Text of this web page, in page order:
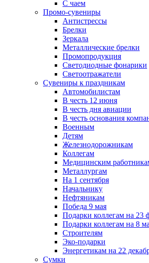
С чаем
Промо-сувениры
Антистрессы
Брелки
Зеркала
Металлические брелки
Промопродукция
Светодиодные фонарики
Светоотражатели
Сувениры к праздникам
Автомобилистам
В честь 12 июня
В честь дня авиации
В честь основания
Военным
Детям
Железнодорожникам
Коллегам
Медицинским
Металлургам
На 1 сентября
Начальнику
Нефтяникам
Победа 9 мая
Подарки коллегам на 23
Подарки коллегам на 8
Строителям
Эко-подарки
Энергетикам на 22
Сумки